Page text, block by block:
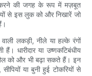
करने की जगह के रूप में मज़बूत
से इस लुक को और निखारें जो
लकड़ी, नीले या हल्के रंगों
हैं। धारीदार या उष्णकटिबंधीय
को और भी बढ़ा सकते हैं। इन
या बुनी हुई टोकरियों से